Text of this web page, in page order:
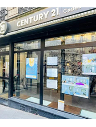
21 Cadet-
9 bis rue de
PARIS - 75009
Envoyer un
Téléphoner à